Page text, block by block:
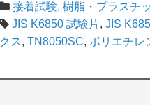
接着試験, 樹脂・プラスチ
JIS K6850 試験片, JIS
クス, TN8050SC, ポリエチレ